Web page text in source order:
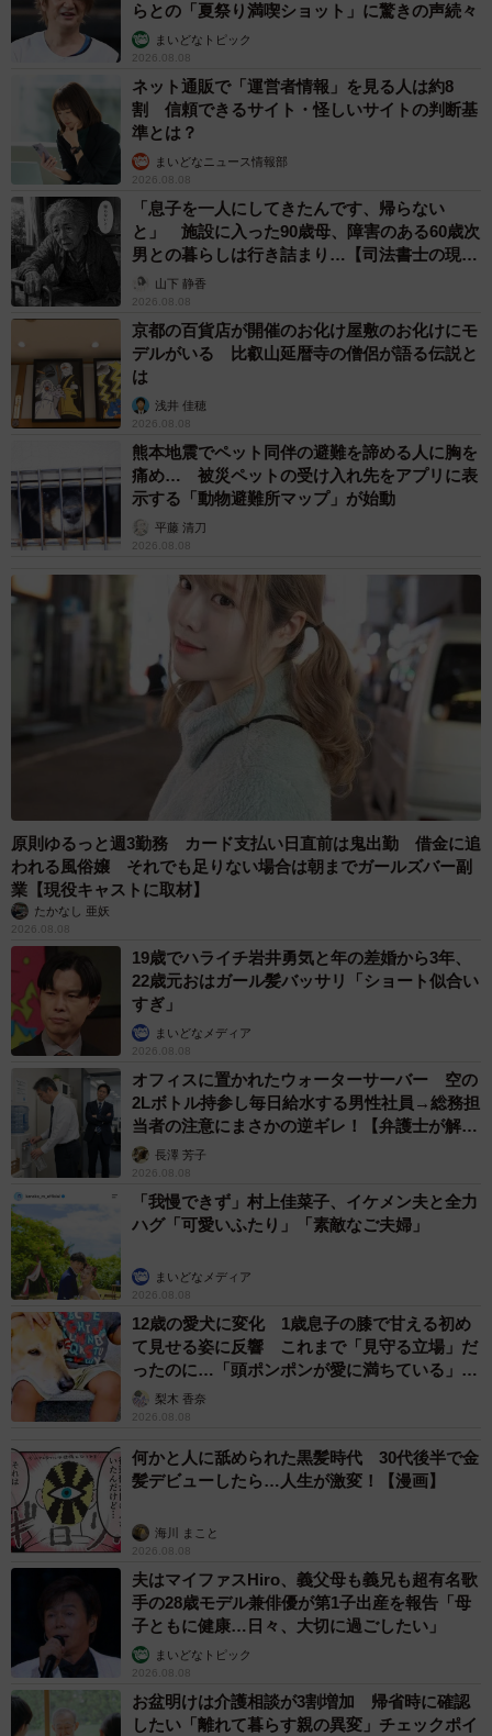
らとの「夏祭り満喫ショット」に驚きの声続々
まいどなトピック
2026.08.08
ネット通販で「運営者情報」を見る人は約8
割 信頼できるサイト・怪しいサイトの判断基
準とは？
まいどなニュース情報部
2026.08.08
「息子を一人にしてきたんです、帰らない
と」 施設に入った90歳母、障害のある60歳次
男との暮らしは行き詰まり…【司法書士の現場
から】山下 静香
2026.08.08
京都の百貨店が開催のお化け屋敷のお化けにモ
デルがいる 比叡山延暦寺の僧侶が語る伝説と
は
浅井 佳穂
2026.08.08
熊本地震でペット同伴の避難を諦める人に胸を
痛め… 被災ペットの受け入れ先をアプリに表
示する「動物避難所マップ」が始動
平藤 清刀
2026.08.08
原則ゆるっと週3勤務 カード支払い日直前は鬼出勤 借金に追
われる風俗嬢 それでも足りない場合は朝までガールズバー副
業【現役キャストに取材】
たかなし 亜妖
2026.08.08
19歳でハライチ岩井勇気と年の差婚から3年、
22歳元おはガール髪バッサリ「ショート似合い
すぎ」
まいどなメディア
2026.08.08
オフィスに置かれたウォーターサーバー 空の
2Lボトル持参し毎日給水する男性社員→総務担
当者の注意にまさかの逆ギレ！【弁護士が解
説】長澤 芳子
2026.08.08
「我慢できず」村上佳菜子、イケメン夫と全力
ハグ「可愛いふたり」「素敵なご夫婦」
まいどなメディア
2026.08.08
12歳の愛犬に変化 1歳息子の膝で甘える初め
て見せる姿に反響 これまで「見守る立場」だ
ったのに…「頭ポンポンが愛に満ちている」
「尊…」
梨木 香奈
2026.08.08
何かと人に舐められた黒髪時代 30代後半で金
髪デビューしたら…人生が激変！【漫画】
海川 まこと
2026.08.08
夫はマイファスHiro、義父母も義兄も超有名歌
手の28歳モデル兼俳優が第1子出産を報告「母
子ともに健康…日々、大切に過ごしたい」
まいどなトピック
2026.08.08
お盆明けは介護相談が3割増加 帰省時に確認
したい「離れて暮らす親の異変」チェックポイ